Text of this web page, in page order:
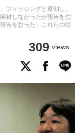
フィッシングと察知し、
封しなかったが報告を怠
告を怠った」これらの従
309 views